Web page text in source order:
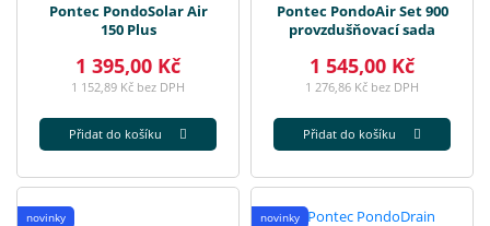
Pontec PondoSolar Air
150 Plus
1 395,00 Kč
1 152,89 Kč bez DPH
Přidat do košíku
Pontec PondoAir Set 900
provzdušňovací sada
1 545,00 Kč
1 276,86 Kč bez DPH
Přidat do košíku
novinky novinky